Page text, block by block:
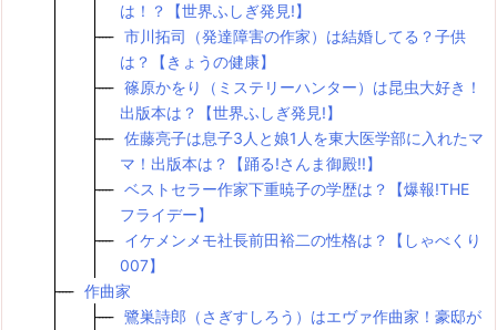
は！？【世界ふしぎ発見!】
市川拓司（発達障害の作家）は結婚してる？子供
は？【きょうの健康】
篠原かをり（ミステリーハンター）は昆虫大好き！
出版本は？【世界ふしぎ発見!】
佐藤亮子は息子3人と娘1人を東大医学部に入れたマ
マ！出版本は？【踊る!さんま御殿!!】
ベストセラー作家下重暁子の学歴は？【爆報!THE
フライデー】
イケメンメモ社長前田裕二の性格は？【しゃべくり
007】
作曲家
鷺巣詩郎（さぎすしろう）はエヴァ作曲家！豪邸が